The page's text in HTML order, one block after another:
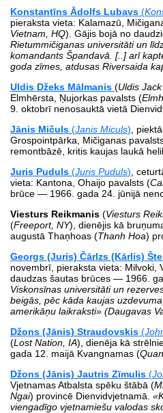
Konstantīns Ādolfs Lubavs (
pieraksta vieta: Kalamazū,
Vietnam, HQ). Gājis bojā no
Rietummičiganas universitāti un
komandants Špandavā. [..] arī
goda zīmes, atdusas Riversaida
Uldis Džeks Mālmanis (Uldis
Elmhērsta, Ņujorkas pavalsts (
9. oktobrī nenosauktā vietā
Jānis Mičuls (Janis Miculs) ,
Grospointpārka, Mičiganas
remontbāzē, kritis kaujas laukā
Juris Puduls (Juris Puduls) ,
vieta: Kantona, Ohaijo pavalsts (
brūce — 1966. gada 24. jūnijā
Viesturs Reikmanis (Viesturs
(Freeport, NY), dienējis kā
augustā Thaņhoas (Thanh Hoa)
Georgs (Juris) Čārlzs (Kārlis)
novembrī, pieraksta vieta: Milvoki,
daudzas šautas brūces — 1966.
Viskonsīnas universitāti un
beigās, pēc kāda kaujas
amerikāņu laikraksti» (Daugavas
Džons (Jānis) Straudovskis (
(Lost Nation, IA), dienēja kā
gada 12. maijā Kvang­namas (
Džons (Jānis) Jautris Zīmulis (
Vjetnamas Atbalsta spēku štābā (
Ngai) provincē Dienvidvjetnamā.
viengadīgo vjetnamiešu valodas